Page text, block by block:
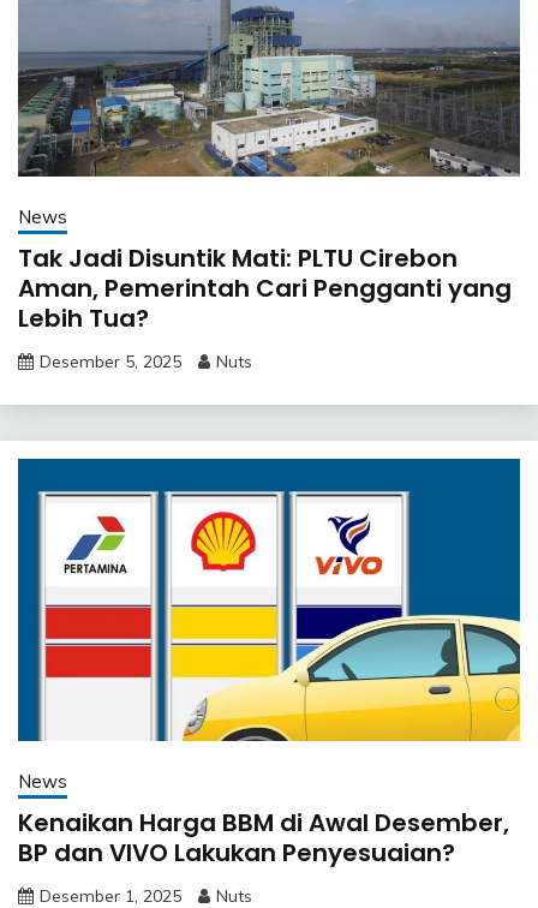
News
Tak Jadi Disuntik Mati: PLTU Cirebon
Aman, Pemerintah Cari Pengganti yang
Lebih Tua?
Desember 5, 2025 Nuts
News
Kenaikan Harga BBM di Awal Desember,
BP dan VIVO Lakukan Penyesuaian?
Desember 1, 2025 Nuts